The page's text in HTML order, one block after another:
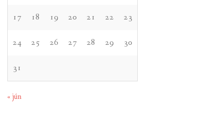
17 18 19 20 21 22 23
24 25 26 27 28 29 30
31
« jún